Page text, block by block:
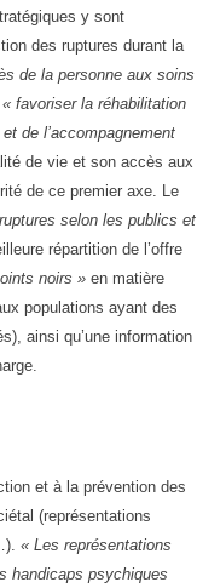
y sont
des ruptures durant la
de la personne aux soins
« favoriser la réhabilitation
de l’accompagnement
de vie et son accès aux
de ce premier axe. Le
selon les publics et
répartition de l’offre
noirs » en matière
populations ayant des
ainsi qu’une information
et à la prévention des
(représentations
« Les représentations
handicaps psychiques